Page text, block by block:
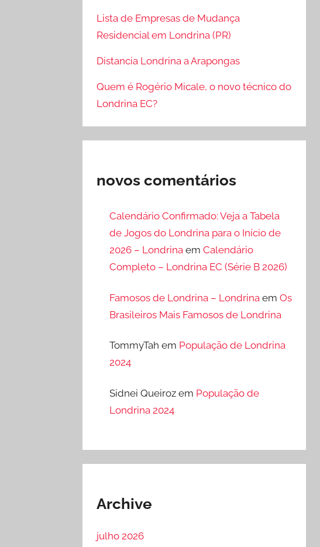
Lista de Empresas de Mudança
Residencial em Londrina (PR)
Distancia Londrina a Arapongas
Quem é Rogério Micale, o novo técnico do
Londrina EC?
novos comentários
Calendário Confirmado: Veja a Tabela
de Jogos do Londrina para o Início de
2026 – Londrina em Calendário
Completo – Londrina EC (Série B 2026)
Famosos de Londrina – Londrina em Os
Brasileiros Mais Famosos de Londrina
TommyTah em População de Londrina
2024
Sidnei Queirozem População de
Londrina 2024
Archive
julho 2026